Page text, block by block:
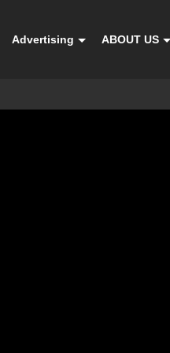
Advertising ABOUT US